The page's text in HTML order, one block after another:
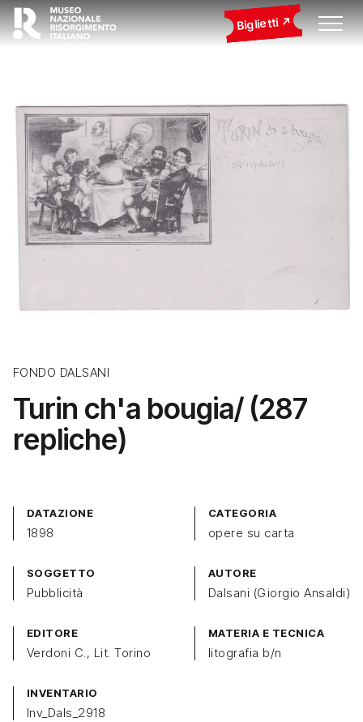
Biglietti
FONDO DALSANI
Turin ch'a bougia/ (287
repliche)
DATAZIONE
1898
CATEGORIA
opere su carta
SOGGETTO
Pubblicità
AUTORE
Dalsani (Giorgio Ansaldi)
EDITORE
Verdoni C., Lit. Torino
MATERIA E TECNICA
litografia b/n
INVENTARIO
Inv_Dals_2918